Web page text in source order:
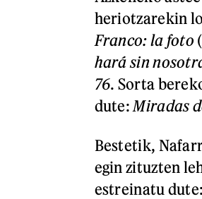
heriotzarekin
Franco: la foto
hará sin
76. Sorta
dute: Miradas
Bestetik,
egin zituzten
estreinatu dute: